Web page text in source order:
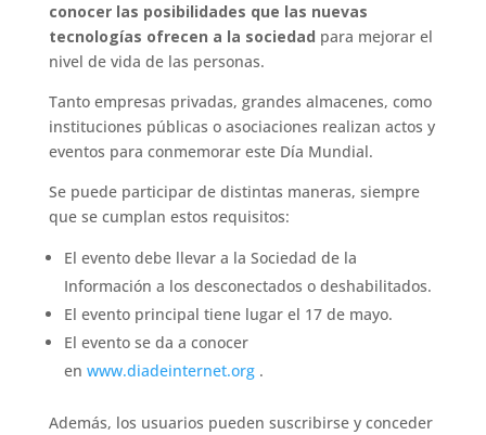
conocer las posibilidades que las nuevas
tecnologías ofrecen a la sociedad para mejorar el
nivel de vida de las personas.
Tanto empresas privadas, grandes almacenes, como
instituciones públicas o asociaciones realizan actos y
eventos para conmemorar este Día Mundial.
Se puede participar de distintas maneras, siempre
que se cumplan estos requisitos:
El evento debe llevar a la Sociedad de la
Información a los desconectados o deshabilitados.
El evento principal tiene lugar el 17 de mayo.
El evento se da a conocer
en www.diadeinternet.org.
Además, los usuarios pueden suscribirse y conceder